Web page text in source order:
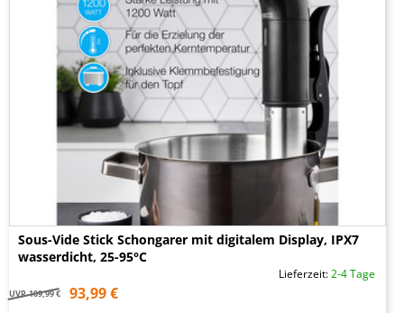
Sous-Vide Stick Schongarer mit digitalem Display, IPX7
wasserdicht, 25-95°C
Lieferzeit:2-4 Tage
UVP 109,99 € 93,99 €